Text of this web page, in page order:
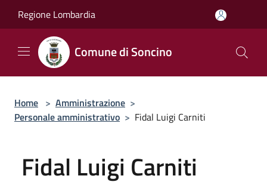
Regione Lombardia
Comune di Soncino
Home > Amministrazione >
Personale amministrativo > Fidal Luigi Carniti
Fidal Luigi Carniti